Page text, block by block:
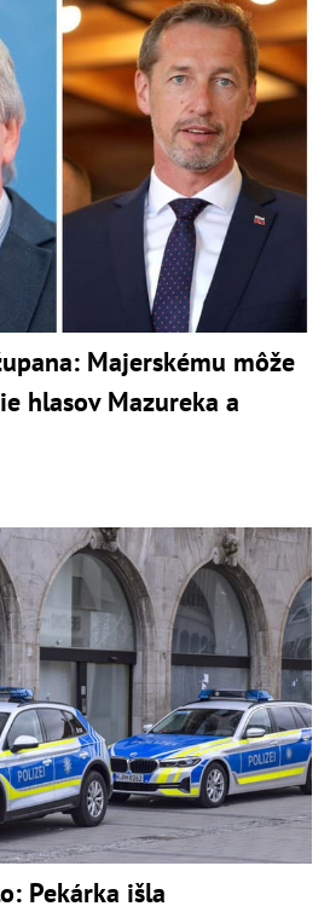
Majerskému môže
hlasov Mazureka a
Pekárka išla